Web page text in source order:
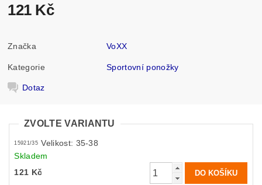
121 Kč
Značka VoXX
Kategorie Sportovní ponožky
Dotaz
ZVOLTE VARIANTU
15921/35 Velikost: 35-38
Skladem
121 Kč